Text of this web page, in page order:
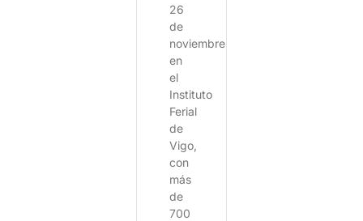
26
de
noviembre
en
el
Instituto
Ferial
de
Vigo,
con
más
de
700